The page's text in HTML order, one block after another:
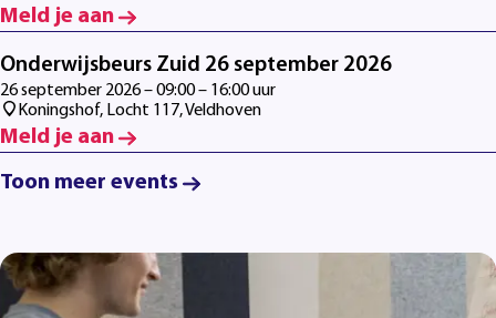
Meld je aan
Onderwijsbeurs Zuid 26 september 2026
26 september 2026 – 09:00 – 16:00 uur
Koningshof, Locht 117, Veldhoven
Meld je aan
Toon meer events